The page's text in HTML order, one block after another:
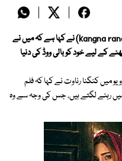
بھارتی اداکارہ اور سیاستدان کنگنا رناوت(kangna ranawat) نے کہا ہے کہ میں نے
کے لیے خود کو بالی ووڈ کی دنیا
میں کنگنا رناوت نے کہا کہ فلم
رہنے لگتے ہیں، جس کی وجہ سے وہ